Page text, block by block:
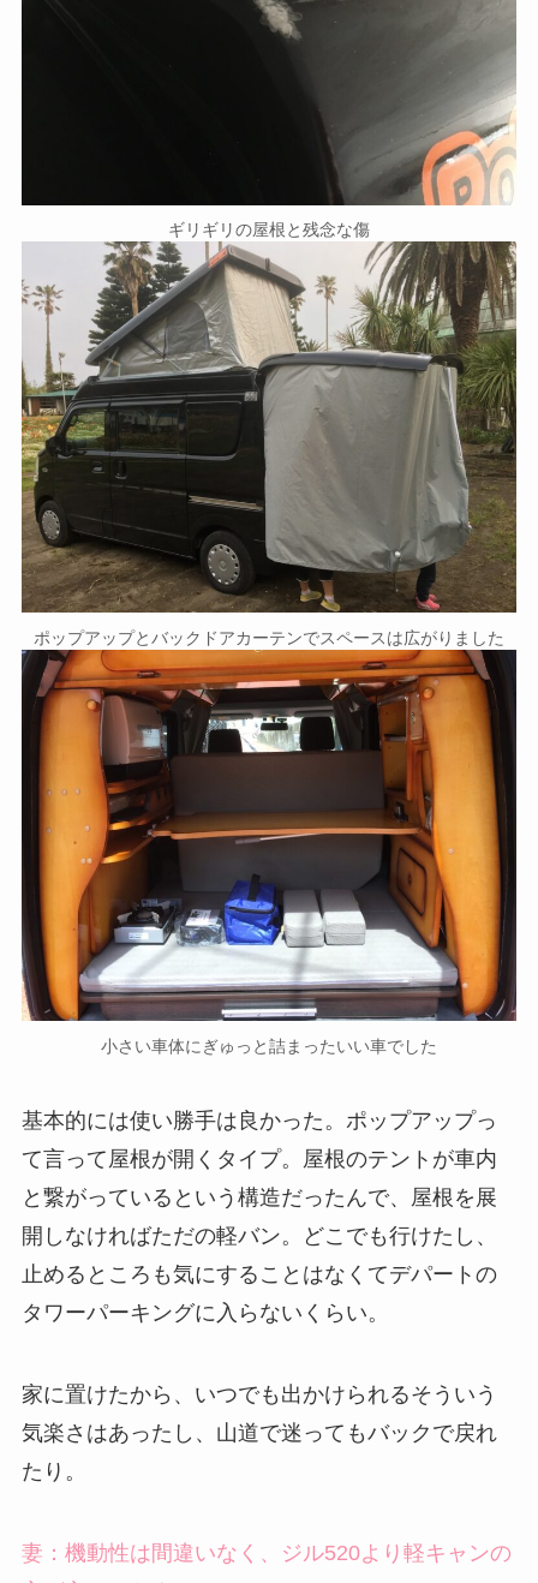
ギリギリの屋根と残念な傷
ポップアップとバックドアカーテンでスペースは広がりました
小さい車体にぎゅっと詰まったいい車でした
基本的には使い勝手は良かった。ポップアップっ
て言って屋根が開くタイプ。屋根のテントが車内
と繋がっているという構造だったんで、屋根を展
開しなければただの軽バン。どこでも行けたし、
止めるところも気にすることはなくてデパートの
タワーパーキングに入らないくらい。
家に置けたから、いつでも出かけられるそういう
気楽さはあったし、山道で迷ってもバックで戻れ
たり。
妻：機動性は間違いなく、ジル520より軽キャンの